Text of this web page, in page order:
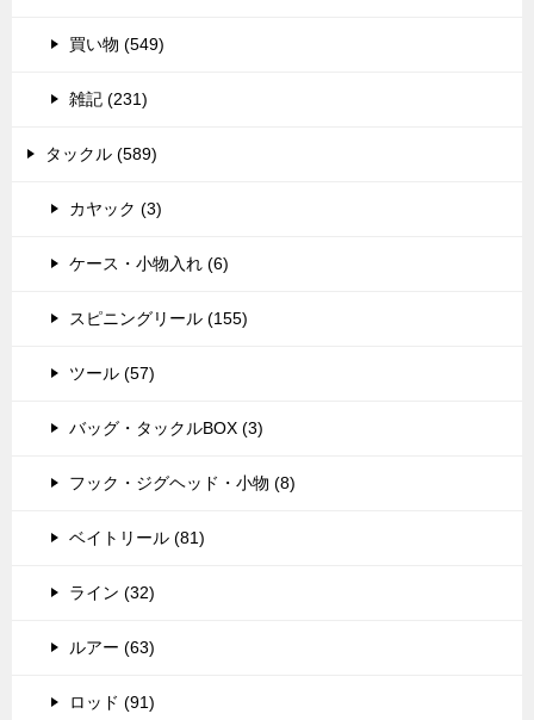
買い物 (549)
雑記 (231)
タックル (589)
カヤック (3)
ケース・小物入れ (6)
スピニングリール (155)
ツール (57)
バッグ・タックルBOX (3)
フック・ジグヘッド・小物 (8)
ベイトリール (81)
ライン (32)
ルアー (63)
ロッド (91)